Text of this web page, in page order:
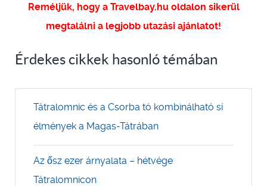
Reméljük, hogy a Travelbay.hu oldalon sikerül
megtalálni a legjobb utazási ajánlatot!
Érdekes cikkek hasonló témában
Tátralomnic és a Csorba tó kombinálható sí
élmények a Magas-Tátrában
Az ősz ezer árnyalata – hétvége
Tátralomnicon